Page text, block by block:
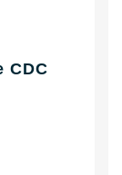
CDC